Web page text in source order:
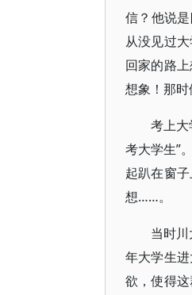
信？他说
从没见过
回家的路
想象！那时
考上
考大学生”
起趴在窗
想……。
当时
年大学生
欲，使得